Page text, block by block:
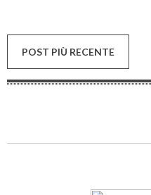
POST PIÙ RECENTE